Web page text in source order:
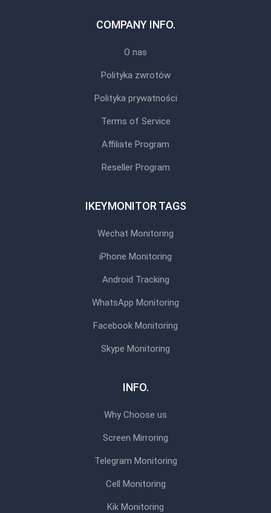
COMPANY INFO.
O nas
Polityka zwrotów
Polityka prywatności
Terms of Service
Affiliate Program
Reseller Program
IKEYMONITOR TAGS
Wechat Monitoring
iPhone Monitoring
Android Tracking
WhatsApp Monitoring
Facebook Monitoring
Skype Monitoring
INFO.
Why Choose us
Screen Mirroring
Telegram Monitoring
Cell Monitoring
Kik Monitoring